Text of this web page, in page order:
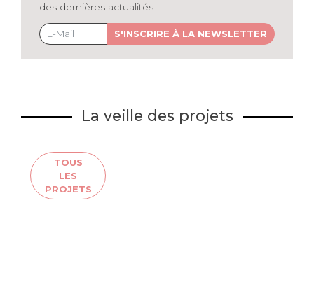
des dernières actualités
S'INSCRIRE À LA NEWSLETTER
La veille des projets
TOUS
LES
PROJETS